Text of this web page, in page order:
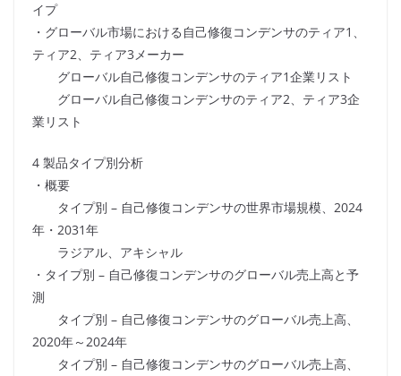
イプ
・グローバル市場における自己修復コンデンサのティア1、
ティア2、ティア3メーカー
グローバル自己修復コンデンサのティア1企業リスト
グローバル自己修復コンデンサのティア2、ティア3企
業リスト
4 製品タイプ別分析
・概要
タイプ別 – 自己修復コンデンサの世界市場規模、2024
年・2031年
ラジアル、アキシャル
・タイプ別 – 自己修復コンデンサのグローバル売上高と予
測
タイプ別 – 自己修復コンデンサのグローバル売上高、
2020年～2024年
タイプ別 – 自己修復コンデンサのグローバル売上高、